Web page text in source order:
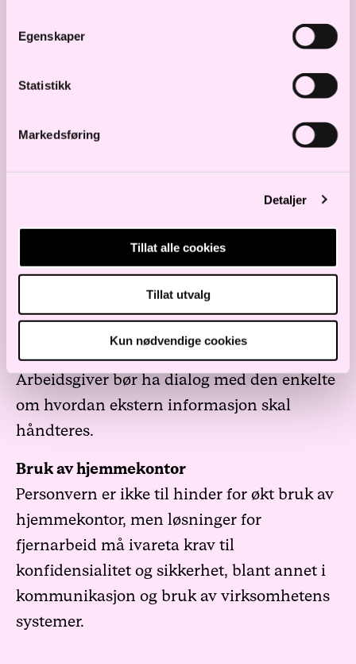
Egenskaper
Statistikk
Markedsføring
Detaljer
Tillat alle cookies
Tillat utvalg
Kun nødvendige cookies
individuelle ansatte til utenforstående.
informasjon om at enkeltansatte er smittet
eller i karantene. Smitteoppsporing er en
oppgave som smittevernmyndigheten vil
Beskjeden til utenforstående som ønsker å
få kontakt med ansatte som er smittet eller
er i karantene bør i utgangspunktet være
nøytral, for eksempel at vedkommende er
fraværende, kan kontaktes på telefon el.
Arbeidsgiver bør ha dialog med den enkelte
om hvordan ekstern informasjon skal
håndteres.
Bruk av hjemmekontor
Personvern er ikke til hinder for økt bruk av
hjemmekontor, men løsninger for
fjernarbeid må ivareta krav til
konfidensialitet og sikkerhet, blant annet i
kommunikasjon og bruk av virksomhetens
systemer.